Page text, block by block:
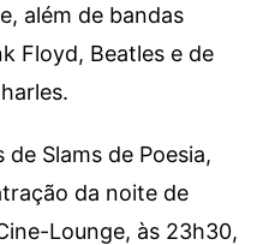
além de bandas
Floyd, Beatles e de
Slams de Poesia,
da noite de
Lounge, às 23h30,